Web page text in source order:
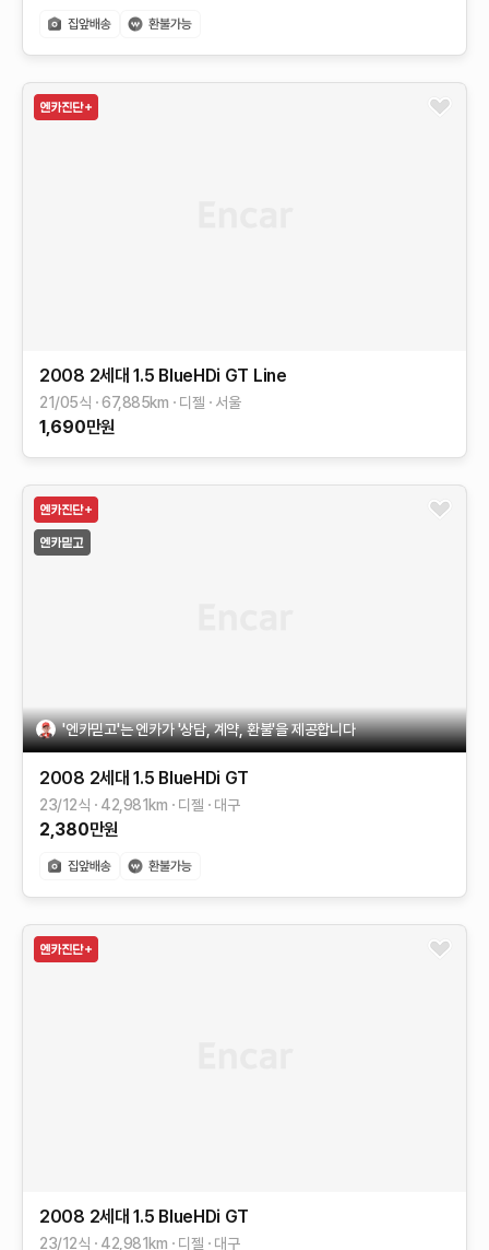
2008 2세대 1.5 BlueHDi GT Line
21/05식 67,885km 디젤 서울
1,690만원
'엔카믿고'는 엔카가 '상담, 계약, 환불'을 제공합니다
2008 2세대 1.5 BlueHDi GT
23/12식 42,981km 디젤 대구
2,380만원
2008 2세대 1.5 BlueHDi GT
23/12식 42,981 km 디젤 대구